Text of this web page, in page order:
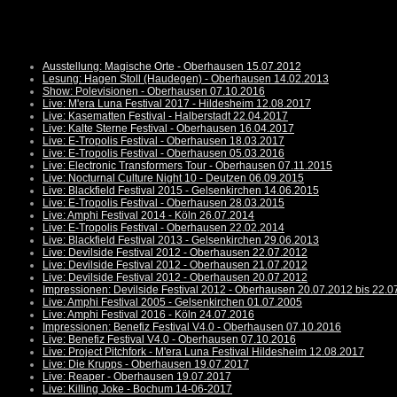
Ausstellung: Magische Orte - Oberhausen 15.07.2012
Lesung: Hagen Stoll (Haudegen) - Oberhausen 14.02.2013
Show: Polevisionen - Oberhausen 07.10.2016
Live: M'era Luna Festival 2017 - Hildesheim 12.08.2017
Live: Kasematten Festival - Halberstadt 22.04.2017
Live: Kalte Sterne Festival - Oberhausen 16.04.2017
Live: E-Tropolis Festival - Oberhausen 18.03.2017
Live: E-Tropolis Festival - Oberhausen 05.03.2016
Live: Electronic Transformers Tour - Oberhausen 07.11.2015
Live: Nocturnal Culture Night 10 - Deutzen 06.09.2015
Live: Blackfield Festival 2015 - Gelsenkirchen 14.06.2015
Live: E-Tropolis Festival - Oberhausen 28.03.2015
Live: Amphi Festival 2014 - Köln 26.07.2014
Live: E-Tropolis Festival - Oberhausen 22.02.2014
Live: Blackfield Festival 2013 - Gelsenkirchen 29.06.2013
Live: Devilside Festival 2012 - Oberhausen 22.07.2012
Live: Devilside Festival 2012 - Oberhausen 21.07.2012
Live: Devilside Festival 2012 - Oberhausen 20.07.2012
Impressionen: Devilside Festival 2012 - Oberhausen 20.07.2012 bis
Live: Amphi Festival 2005 - Gelsenkirchen 01.07.2005
Live: Amphi Festival 2016 - Köln 24.07.2016
Impressionen: Benefiz Festival V4.0 - Oberhausen 07.10.2016
Live: Benefiz Festival V4.0 - Oberhausen 07.10.2016
Live: Project Pitchfork - M'era Luna Festival Hildesheim 12.08.2017
Live: Die Krupps - Oberhausen 19.07.2017
Live: Reaper - Oberhausen 19.07.2017
Live: Killing Joke - Bochum 14-06-2017